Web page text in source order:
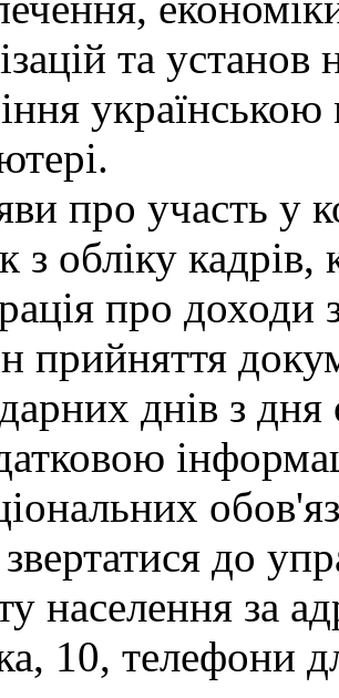
та
про участь у
з обліку
про доходи
прийняття
днів з
до
населення за
10, телефони